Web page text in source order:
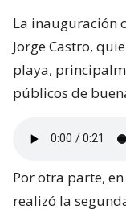
La inauguración
Jorge Castro,
playa,
públicos de
Por otra parte,
realizó la